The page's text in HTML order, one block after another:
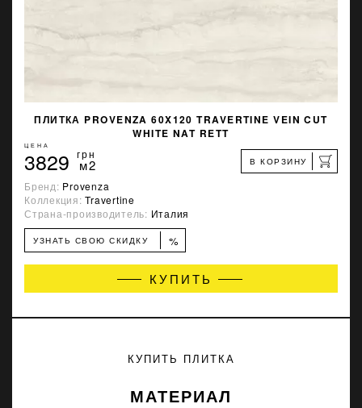
ПЛИТКА PROVENZA 60X120 TRAVERTINE VEIN CUT
WHITE NAT RETT
ЦЕНА
3829 грн
м2 В КОРЗИНУ
Бренд: Provenza
Коллекция:Travertine
Страна-производитель: Италия
УЗНАТЬ СВОЮ СКИДКУ %
КУПИТЬ
КУПИТЬ ПЛИТКА
МАТЕРИАЛ